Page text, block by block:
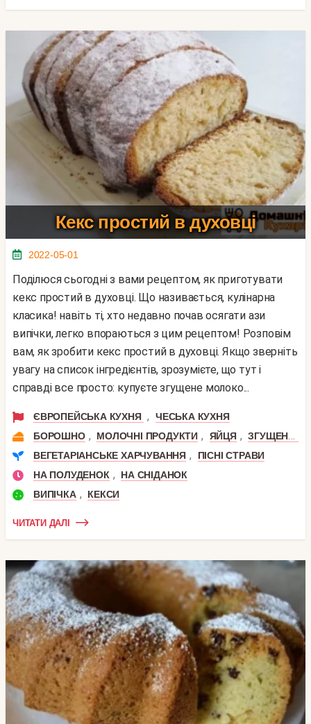
Кекс простий в духовці
2022-05-01
Поділюся сьогодні з вами рецептом, як приготувати
кекс простий в духовці. Що називається, кулінарна
класика! навіть ті, хто недавно почав осягати ази
випічки, легко впораються з цим рецептом! Розповім
вам, як зробити кекс простий в духовці. Якщо зверніть
увагу на список інгредієнтів, зрозумієте, що тут і
справді все просто: купуєте згущене молоко...
ЄВРОПЕЙСЬКА КУХНЯ ,
ЧЕСЬКА КУХНЯ
БОРОШНО , МОЛОЧНІ ПРОДУКТИ , ЯЙЦЯ , ЗГУЩЕНЕ МОЛОКО
ВЕГЕТАРІАНСЬКЕ ХАРЧУВАННЯ ,
ПІСНІ СТРАВИ
НА ПОЛУДЕНОК ,
НА СНІДАНОК
ВИПІЧКА , КЕКСИ
ЧИТАТИ ДАЛІ